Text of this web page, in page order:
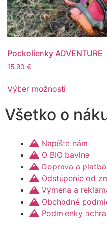
Podkolienky ADVENTURE
15.90 €
Výber možností
Všetko o
Napíšte nám
O BIO bavlne
Doprava a platba
Odstúpenie od
Výmena a
Obchodné
Podmienky